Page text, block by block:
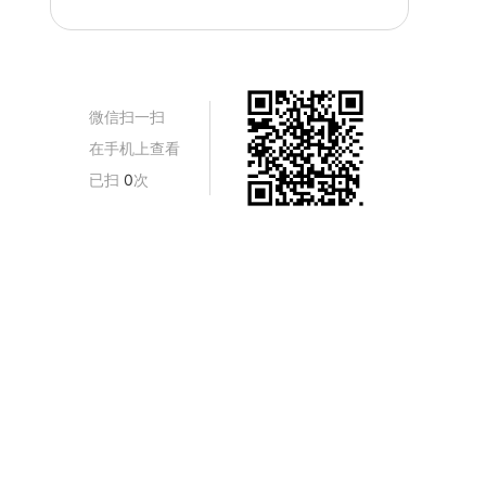
微信扫一扫
在手机上查看
已扫 0次